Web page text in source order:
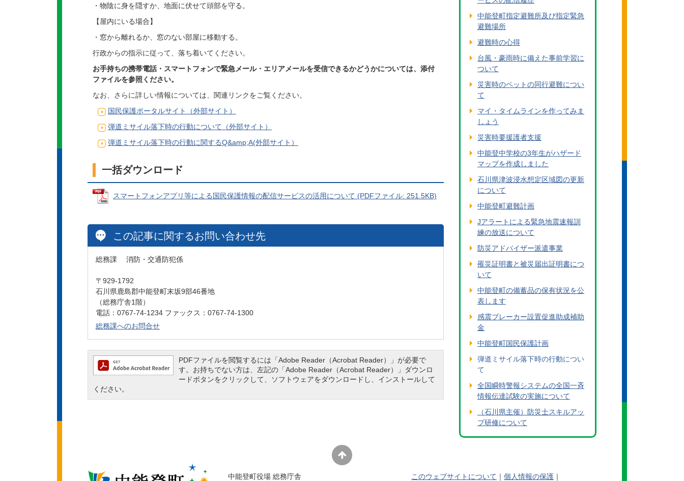
・物陰に身を隠すか、地面に伏せて頭部を守る。
【屋内にいる場合】
・窓から離れるか、窓のない部屋に移動する。
行政からの指示に従って、落ち着いてください。
お手持ちの携帯電話・スマートフォンで緊急メール・エリアメールを受信できるかどうかについては、添付
ファイルを参照ください。
なお、さらに詳しい情報については、関連リンクをご覧ください。
国民保護ポータルサイト（外部サイト）
弾道ミサイル落下時の行動について（外部サイト）
弾道ミサイル落下時の行動に関するQ&amp;A(外部サイト）
一括ダウンロード
スマートフォンアプリ等による国民保護情報の配信サービスの活用について (PDFファイル: 251.5KB)
この記事に関するお問い合わせ先
総務課 消防・交通防犯係
〒929-1792
石川県鹿島郡中能登町末坂9部46番地
（総務庁舎1階）
電話：0767-74-1234 ファックス：0767-74-1300
総務課へのお問合せ
PDFファイルを閲覧するには「Adobe Reader（Acrobat Reader）」が必要で
す。お持ちでない方は、左記の「Adobe Reader（Acrobat Reader）」ダウンロ
ードボタンをクリックして、ソフトウェアをダウンロードし、インストールして
ください。
中能登町指定避難所及び指定緊急
避難場所
避難時の心得
台風・豪雨時に備えた事前学習に
ついて
災害時のペットの同行避難につい
て
マイ・タイムラインを作ってみま
しょう
災害時要援護者支援
中能登中学校の3年生がハザード
マップを作成しました
石川県津波浸水想定区域図の更新
について
中能登町避難計画
Jアラートによる緊急地震速報訓
練の放送について
防災アドバイザー派遣事業
罹災証明書と被災届出証明書につ
いて
中能登町の備蓄品の保有状況を公
表します
感震ブレーカー設置促進助成補助
金
中能登町国民保護計画
弾道ミサイル落下時の行動につい
て
全国瞬時警報システムの全国一斉
情報伝達試験の実施について
（石川県主催）防災士スキルアッ
プ研修について
中能登町役場 総務庁舎 このウェブサイトについて 個人情報の保護